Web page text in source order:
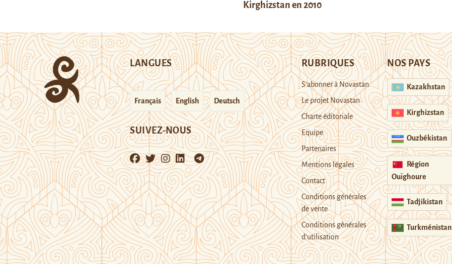
Kirghizstan en 2010
LANGUES
Français English Deutsch
SUIVEZ-NOUS
RUBRIQUES
S’abonner à Novastan
Le projet Novastan
Charte éditoriale
Equipe
Partenaires
Mentions légales
Contact
Conditions générales
de vente
Conditions générales
d’utilisation
NOS PAYS
Kazakhstan
Kirghizstan
Ouzbékistan
Région
Ouïghoure
Tadjikistan
Turkménistan